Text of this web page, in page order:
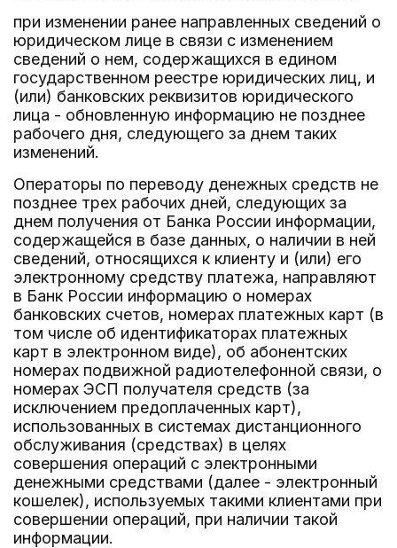
при изменении ранее направленных сведений о
юридическом лице в связи с изменением
сведений о нем, содержащихся в едином
государственном реестре юридических лиц, и
(или) банковских реквизитов юридического
лица - обновленную информацию не позднее
рабочего дня, следующего за днем таких
изменений.
Операторы по переводу денежных средств не
позднее трех рабочих дней, следующих за
днем получения от Банка России информации,
содержащейся в базе данных, о наличии в ней
сведений, относящихся к клиенту и (или) его
электронному средству платежа, направляют
в Банк России информацию о номерах
банковских счетов, номерах платежных карт (в
том числе об идентификаторах платежных
карт в электронном виде), об абонентских
номерах подвижной радиотелефонной связи, о
номерах ЭСП получателя средств (за
исключением предоплаченных карт),
использованных в системах дистанционного
обслуживания (средствах) в целях
совершения операций с электронными
денежными средствами (далее - электронный
кошелек), используемых такими клиентами при
совершении операций, при наличии такой
информации.